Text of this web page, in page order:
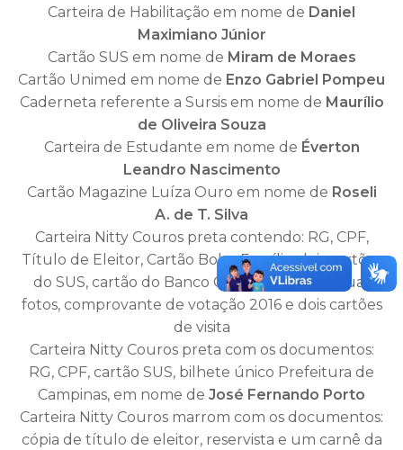
Carteira de Habilitação em nome de Daniel
Maximiano Júnior
Cartão SUS em nome de Miram de Moraes
Cartão Unimed em nome de Enzo Gabriel Pompeu
Caderneta referente a Sursis em nome de Maurílio
de Oliveira Souza
Carteira de Estudante em nome de Éverton
Leandro Nascimento
Cartão Magazine Luíza Ouro em nome de Roseli
A. de T. Silva
Carteira Nitty Couros preta contendo: RG, CPF,
Título de Eleitor, Cartão Bolsa Família, dois cartões
do SUS, cartão do Banco Caixa Poupança, duas
fotos, comprovante de votação 2016 e dois cartões
de visita
Carteira Nitty Couros preta com os documentos:
RG, CPF, cartão SUS, bilhete único Prefeitura de
Campinas, em nome de José Fernando Porto
Carteira Nitty Couros marrom com os documentos:
cópia de título de eleitor, reservista e um carnê da